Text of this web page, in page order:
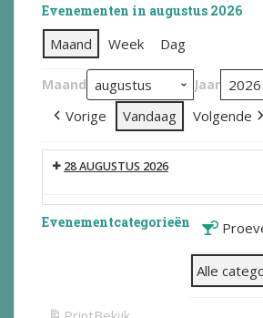
Evenementen in augustus 2026
Maand Week Dag
Maand Jaar
Vorige Vandaag Volgende
28 AUGUSTUS 2026
Evenementcategorieën
Alle